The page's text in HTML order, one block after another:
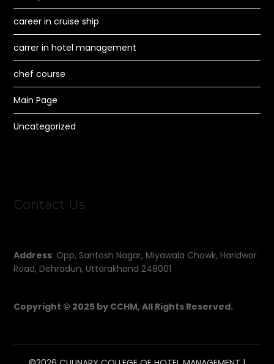
career in cruise ship
carrer in hotel management
chef course
Main Page
Uncategorized
Contact Us
Address: Opp, Santosh Nagar, Miyawala Chowk, Haridwar
Road, Dehradun, Uttarakhand 248001
Copyright © 2025 by CCHM, All Rights Reserved.